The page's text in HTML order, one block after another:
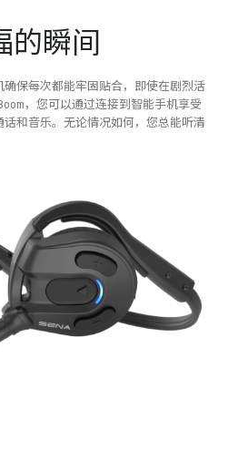
的瞬间
确保每次都能牢固贴合，即使在剧烈活
，您可以通过连接到智能手机享受
和音乐。无论情况如何，您总能听清